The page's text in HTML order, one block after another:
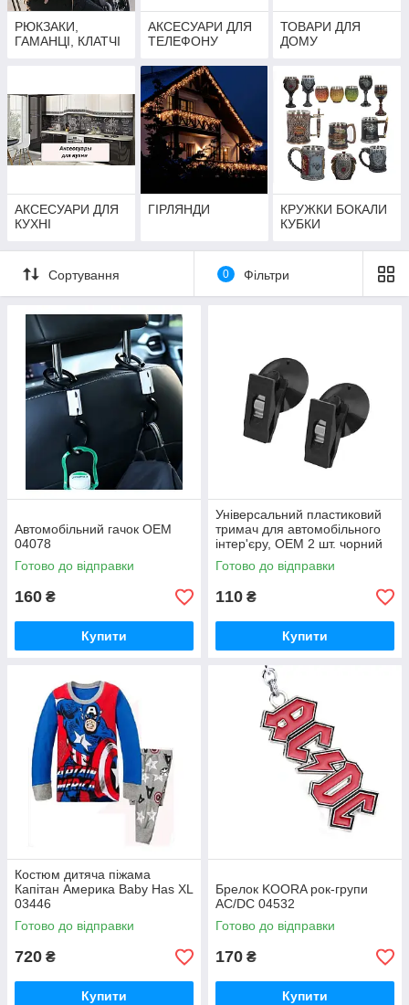
РЮКЗАКИ,
ГАМАНЦІ, КЛАТЧІ
АКСЕСУАРИ ДЛЯ
ТЕЛЕФОНУ
ТОВАРИ ДЛЯ
ДОМУ
АКСЕСУАРИ ДЛЯ
КУХНІ
ГІРЛЯНДИ
КРУЖКИ БОКАЛИ
КУБКИ
Сортування 0 Фільтри
Автомобільний гачок ОЕМ
04078
Готово до відправки
160 ₴
Купити
Універсальний пластиковий
тримач для автомобільного
інтер'єру, OEM 2 шт. чорний
04083
Готово до відправки
110 ₴
Купити
Костюм дитяча піжама
Капітан Америка Baby Has XL
03446
Готово до відправки
720 ₴
Купити
Брелок KOORA рок-групи
AC/DC 04532
Готово до відправки
170 ₴
Купити